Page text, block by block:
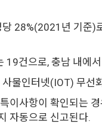
28%(2021년 기준
19건으로, 충남 내에
물인터넷(IOT) 무
사항이 확인되는
자동으로 신고된다.